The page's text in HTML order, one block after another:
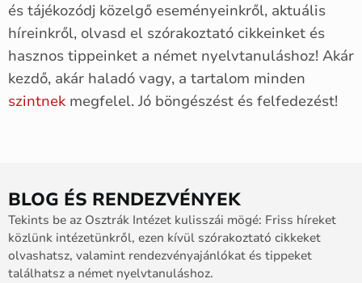
és tájékozódj közelgő eseményeinkről, aktuális
híreinkről, olvasd el szórakoztató cikkeinket és
hasznos tippeinket a német nyelvtanuláshoz! Akár
kezdő, akár haladó vagy, a tartalom minden
szintnek megfelel. Jó böngészést és felfedezést!
BLOG ÉS RENDEZVÉNYEK
Tekints be az Osztrák Intézet kulisszái mögé: Friss híreket
közlünk intézetünkről, ezen kívül szórakoztató cikkeket
olvashatsz, valamint rendezvényajánlókat és tippeket
találhatsz a német nyelvtanuláshoz.